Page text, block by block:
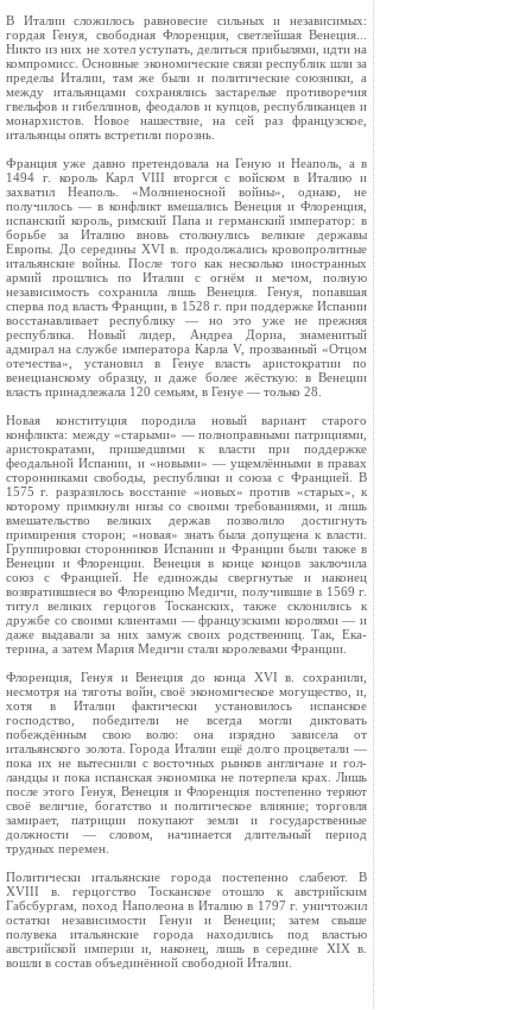
В Италии сложилось равновесие сильных и не­зависимых:
гордая Генуя, свободная Флоренция, светлейшая Венеция...
Никто из них не хотел ус­тупать, делиться прибылями, идти на
компромисс. Основные экономические связи республик шли за
пределы Италии, там же были и политические со­юзники, а
между итальянцами сохранялись заста­релые противоречия
гвельфов и гибеллинов, фео­далов и купцов, республиканцев и
монархистов. Новое нашествие, на сей раз французское,
итальян­цы опять встретили порознь.
Франция уже давно претендовала на Геную и Неаполь, а в
1494 г. король Карл VIII вторгся с войском в Италию и
захватил Неаполь. «Молние­носной войны», однако, не
получилось — в конф­ликт вмешались Венеция и Флоренция,
испанский король, римский Папа и германский император: в
борьбе за Италию вновь столкнулись великие дер­жавы
Европы. До середины XVI в. продолжались кровопролитные
итальянские войны. После того как несколько иностранных
армий прошлись по Италии с огнём и мечом, полную
независимость со­хранила лишь Венеция. Генуя, попавшая
сперва под власть Франции, в 1528 г. при поддержке Ис­пании
восстанавливает республику — но это уже не прежняя
республика. Новый лидер, Андреа Дориа, знаменитый
адмирал на службе императора Кар­ла V, прозванный «Отцом
отечества», установил в Генуе власть аристократии по
венецианскому об­разцу, и даже более жёсткую: в Венеции
власть принадлежала 120 семьям, в Генуе — только 28.
Новая конституция породила новый вариант старого
конфликта: между «старыми» — полно­правными патрициями,
аристократами, пришед­шими к власти при поддержке
феодальной Испа­нии, и «новыми» — ущемлёнными в правах
сто­ронниками свободы, республики и союза с Фран­цией. В
1575 г. разразилось восстание «новых» про­тив «старых», к
которому примкнули низы со свои­ми требованиями, и лишь
вмешательство великих держав позволило достигнуть
примирения сторон; «новая» знать была допущена к власти.
Группи­ровки сторонников Испании и Франции были так­же в
Венеции и Флоренции. Венеция в конце кон­цов заключила
союз с Францией. Не единожды свергнутые и наконец
возвратившиеся во Флоренцию Медичи, получившие в 1569 г.
титул великих герцогов Тоскан­ских, также склонились к
дружбе со своими клиен­тами — французскими королями — и
даже выда­вали за них замуж своих родственниц. Так, Ека­
терина, а затем Мария Медичи стали королевами Франции.
Флоренция, Генуя и Венеция до конца XVI в. сохранили,
несмотря на тяготы войн, своё экономи­ческое могущество, и,
хотя в Италии фактически установилось испанское
господство, победители не всегда могли диктовать
побеждённым свою волю: она изрядно зависела от
итальянского золота. Го­рода Италии ещё долго процветали —
пока их не вытеснили с восточных рынков англичане и гол­
ландцы и пока испанская экономика не потерпела крах. Лишь
после этого Генуя, Венеция и Флорен­ция постепенно теряют
своё величие, богатство и политическое влияние; торговля
замирает, патри­ции покупают земли и государственные
должности — словом, начинается длительный период
трудных перемен.
Политически итальянские города постепенно слабеют. В
XVIII в. герцогство Тосканское отошло к австрийским
Габсбургам, поход Наполеона в Ита­лию в 1797 г. уничтожил
остатки независимости Генуи и Венеции; затем свыше
полувека итальян­ские города находились под властью
австрийской империи и, наконец, лишь в середине XIX в.
вошли в состав объединённой свободной Италии.